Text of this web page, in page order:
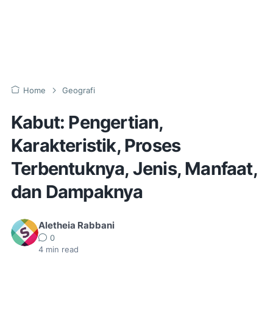
Home Geografi
Kabut: Pengertian,
Karakteristik, Proses
Terbentuknya, Jenis, Manfaat,
dan Dampaknya
Aletheia Rabbani
0
4 min read